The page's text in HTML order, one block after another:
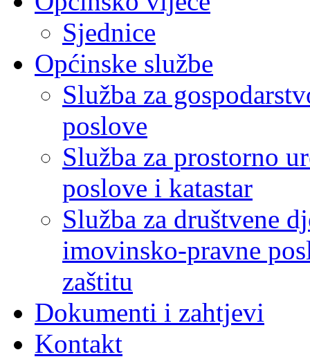
Sjednice
Općinske službe
Služba za
poslove
Služba za prostorno
poslove i katastar
Služba za društvene
imovinsko-pravne
zaštitu
Dokumenti i zahtjevi
Kontakt